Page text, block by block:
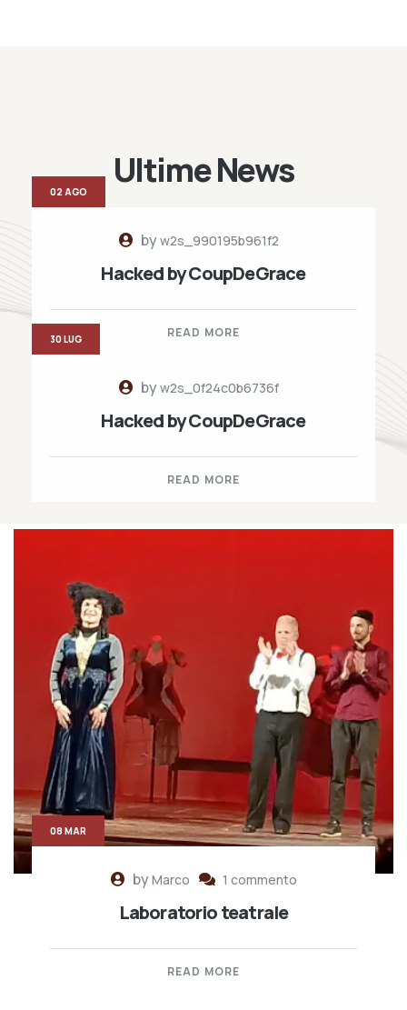
Ultime News
byw2s_990195b961f2
Hacked by CoupDeGrace
READ MORE
02 AGO
byw2s_0f24c0b6736f
Hacked by CoupDeGrace
READ MORE
30 LUG
byMarco 1 commento
Laboratorio teatrale
READ MORE
08 MAR